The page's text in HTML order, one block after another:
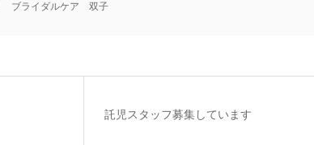
ブライダルケア 双子
託児スタッフ募集しています